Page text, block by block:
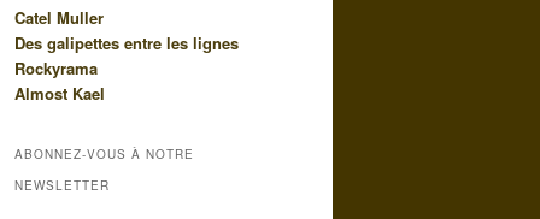
Catel Muller
Des galipettes entre les lignes
Rockyrama
Almost Kael
ABONNEZ-VOUS À NOTRE
NEWSLETTER